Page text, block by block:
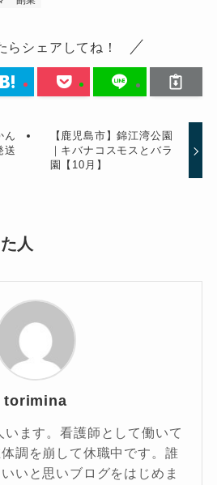
らシェアしてね！
ん
送
【鹿児島市】錦江湾公園
｜キバナコスモスとバラ
園【10月】
人
torimina
います。看護師として働いて
調を崩して休職中です。誰
いと思いブログをはじめま